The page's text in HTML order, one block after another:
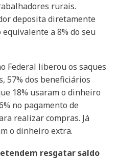
rurais.
deposita diretamente
a 8% do seu
Federal liberou os saques
57% dos beneficiários
18% usaram o dinheiro
no pagamento de
realizar compras. Já
o dinheiro extra.
resgatar saldo